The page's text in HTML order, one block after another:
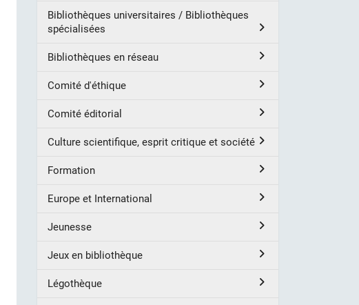
Bibliothèques universitaires / Bibliothèques
spécialisées
Bibliothèques en réseau
Comité d'éthique
Comité éditorial
Culture scientifique, esprit critique et société
Formation
Europe et International
Jeunesse
Jeux en bibliothèque
Légothèque